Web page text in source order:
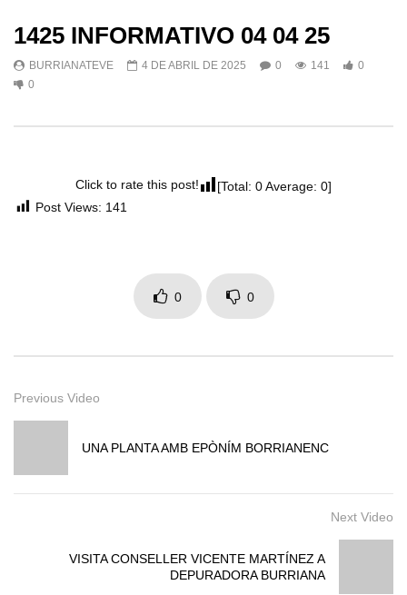
1425 INFORMATIVO 04 04 25
BURRIANATEVE 4 DE ABRIL DE 2025 0 141
0
0
Click to rate this post! [Total: 0Average: 0]
Post Views: 141
0 0
Previous Video
UNA PLANTA AMB EPÒNÍM BORRIANENC
Next Video
VISITA CONSELLER VICENTE MARTÍNEZ A
DEPURADORA BURRIANA